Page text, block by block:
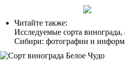
Читайте также:
Исследуемые сорта
Сибири: фотографии и